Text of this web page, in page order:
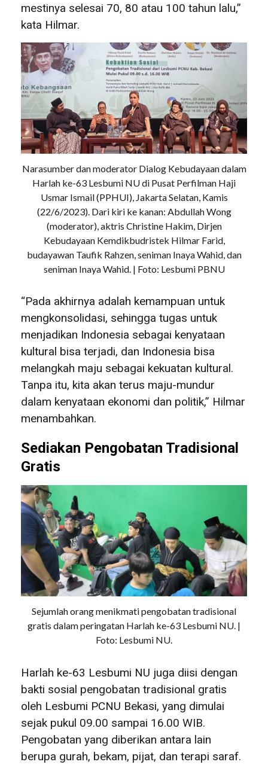
mestinya selesai 70, 80 atau 100 tahun lalu,”
kata Hilmar.
Narasumber dan moderator Dialog Kebudayaan dalam
Harlah ke-63 Lesbumi NU di Pusat Perfilman Haji
Usmar Ismail (PPHUI), Jakarta Selatan, Kamis
(22/6/2023). Dari kiri ke kanan: Abdullah Wong
(moderator), aktris Christine Hakim, Dirjen
Kebudayaan Kemdikbudristek Hilmar Farid,
budayawan Taufik Rahzen, seniman Inaya Wahid, dan
seniman Inaya Wahid. | Foto: Lesbumi PBNU
“Pada akhirnya adalah kemampuan untuk
mengkonsolidasi, sehingga tugas untuk
menjadikan Indonesia sebagai kenyataan
kultural bisa terjadi, dan Indonesia bisa
melangkah maju sebagai kekuatan kultural.
Tanpa itu, kita akan terus maju-mundur
dalam kenyataan ekonomi dan politik,” Hilmar
menambahkan.
Sediakan Pengobatan Tradisional
Gratis
Sejumlah orang menikmati pengobatan tradisional
gratis dalam peringatan Harlah ke-63 Lesbumi NU. |
Foto: Lesbumi NU.
Harlah ke-63 Lesbumi NU juga diisi dengan
bakti sosial pengobatan tradisional gratis
oleh Lesbumi PCNU Bekasi, yang dimulai
sejak pukul 09.00 sampai 16.00 WIB.
Pengobatan yang diberikan antara lain
berupa gurah, bekam, pijat, dan terapi saraf.